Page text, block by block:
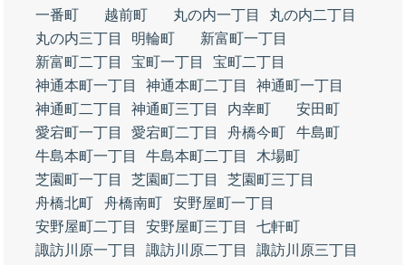
一番町
越前町 丸の内一丁目
丸の内二丁目
丸の内三丁目
明輪町
新富町一丁目
新富町二丁目
宝町一丁目
宝町二丁目
神通本町一丁目
神通本町二丁目
神通町一丁目
神通町二丁目
神通町三丁目 内幸町
安田町
愛宕町一丁目
愛宕町二丁目 舟橋今町
牛島町
牛島本町一丁目
牛島本町二丁目
木場町
芝園町一丁目
芝園町二丁目
芝園町三丁目
舟橋北町
舟橋南町
安野屋町一丁目
安野屋町二丁目
安野屋町三丁目
七軒町
諏訪川原一丁目
諏訪川原二丁目
諏訪川原三丁目